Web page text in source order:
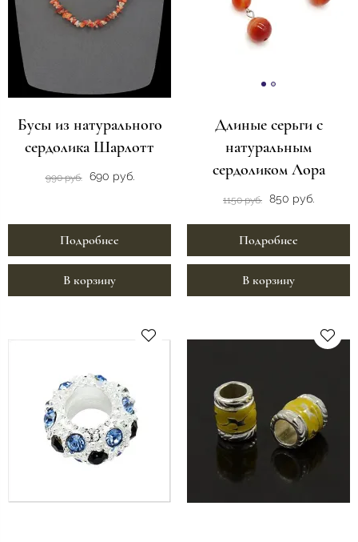
Бусы из натурального
сердолика Шарлотт
990 руб. 690 руб.
Подробнее
В корзину
Длиные серьги с
натуральным
сердоликом Лора
1150 руб. 850 руб.
Подробнее
В корзину